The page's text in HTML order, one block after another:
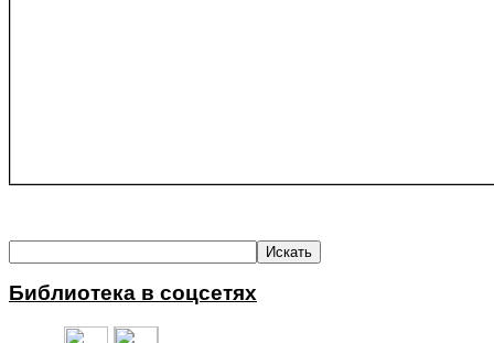
Библиотека в соцсетях